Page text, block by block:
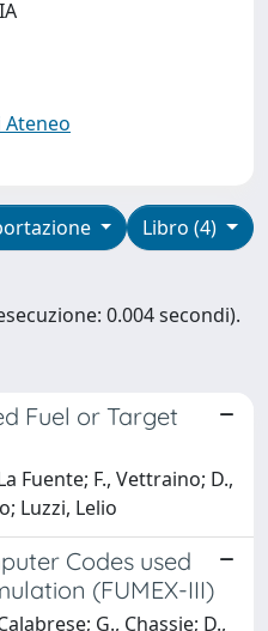
Ateneo
Libro (4)
0.004 secondi).
Fuel or Target
Fuente; F., Vettraino; D.,
Luzzi, Lelio
Codes used
(FUMEX-III)
G., Chassie; D.,